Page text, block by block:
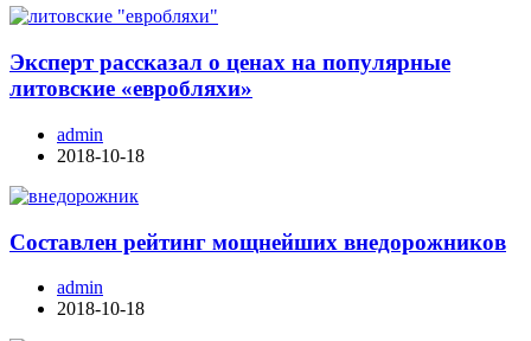
Эксперт рассказал о ценах на популярные
литовские «евробляхи»
admin
2018-10-18
Составлен рейтинг мощнейших внедорожников
admin
2018-10-18